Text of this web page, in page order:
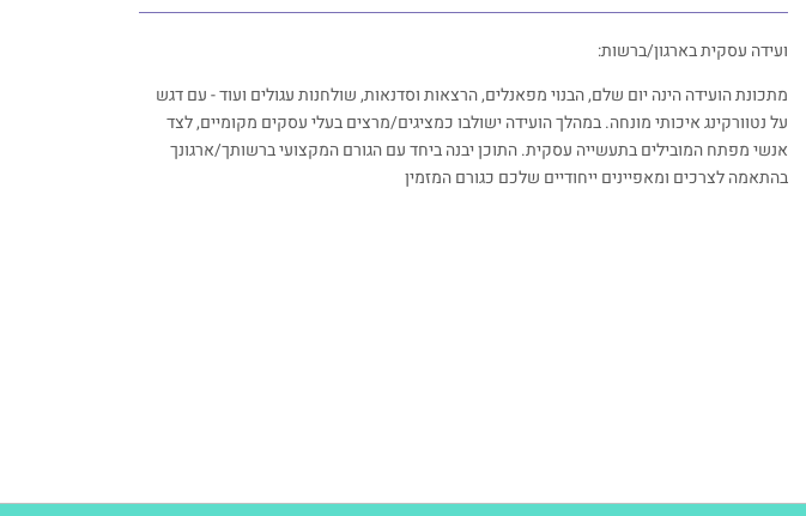
ועידה עסקית בארגון/ברשות:
מתכונת הועידה הינה יום שלם, הבנוי מפאנלים, הרצאות וסדנאות, שולחנות עגולים ועוד - עם דגש
על נטוורקינג איכותי מונחה. במהלך הועידה ישולבו כמציגים/מרצים בעלי עסקים מקומיים, לצד
אנשי מפתח המובילים בתעשייה עסקית. התוכן יבנה ביחד עם הגורם המקצועי ברשותך/ארגונך
בהתאמה לצרכים ומאפיינים ייחודיים שלכם כגורם המזמין